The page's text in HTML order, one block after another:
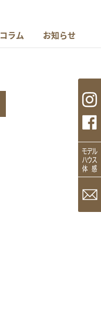
コラム お知らせ